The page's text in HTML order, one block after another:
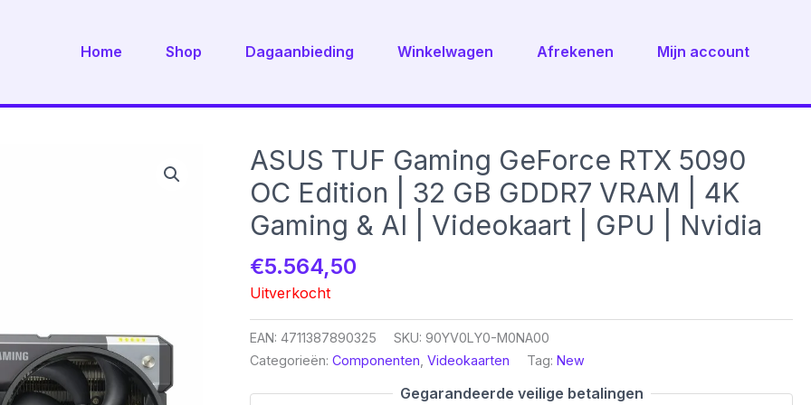
Home Shop Dagaanbieding Winkelwagen Afrekenen Mijn account
ASUS TUF Gaming GeForce RTX 5090
OC Edition | 32 GB GDDR7 VRAM | 4K
Gaming & AI | Videokaart | GPU | Nvidia
€5.564,50
Uitverkocht
EAN:4711387890325 SKU:90YV0LY0-M0NA00
Categorieën:Componenten ,Videokaarten Tag:New
Gegarandeerde veilige betalingen